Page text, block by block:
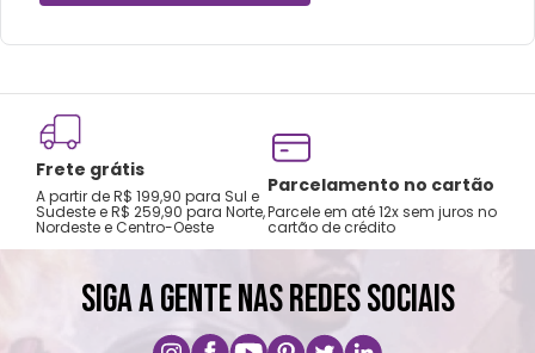
Frete grátis
A partir de R$ 199,90 para Sul e
Sudeste e R$ 259,90 para Norte,
Nordeste e Centro-Oeste
Parcelamento no cartão
Parcele em até 12x sem juros no
cartão de crédito
SIGA A GENTE NAS REDES SOCIAIS